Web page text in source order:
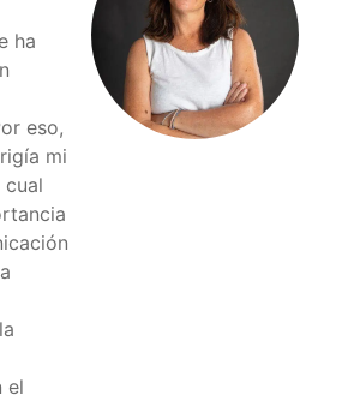
ha
eso,
mi
cual
el